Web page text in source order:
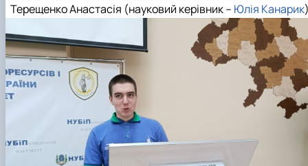
Терещенко Анастасія (науковий керівник – Юлія Канарик